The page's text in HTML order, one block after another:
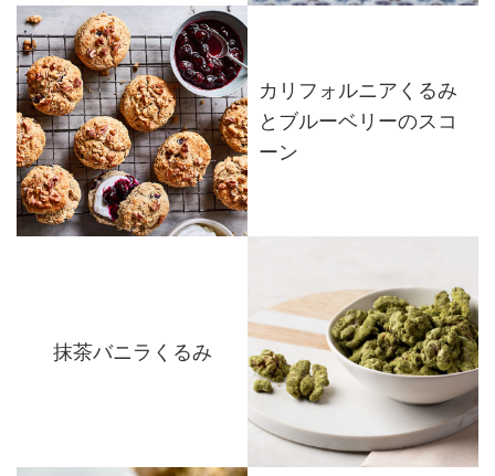
カリフォルニアくるみ
とブルーベリーのスコ
ーン
抹茶バニラくるみ